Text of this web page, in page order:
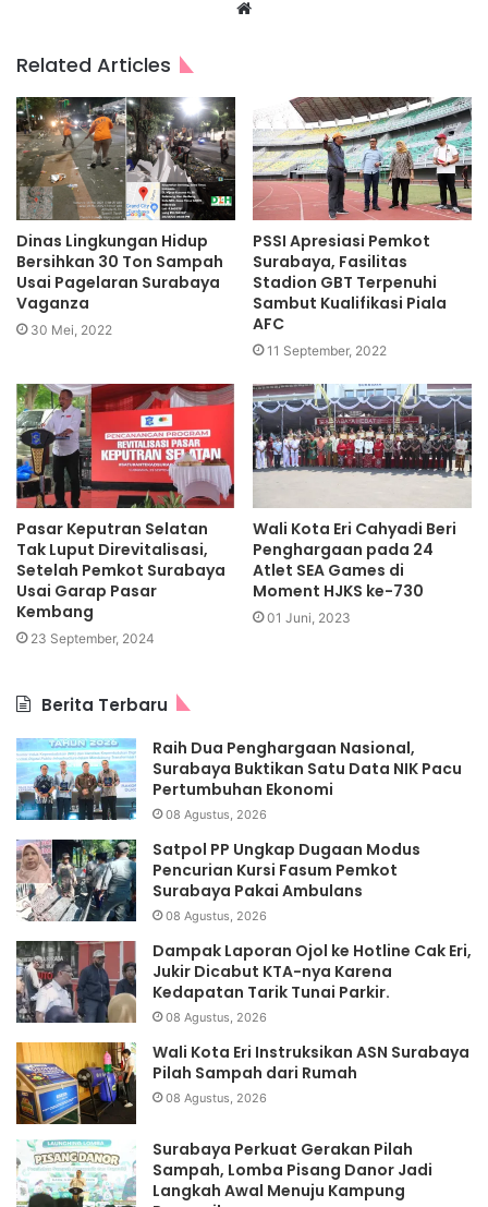
Website
Related Articles
Dinas Lingkungan Hidup
Bersihkan 30 Ton Sampah
Usai Pagelaran Surabaya
Vaganza
30 Mei, 2022
PSSI Apresiasi Pemkot
Surabaya, Fasilitas
Stadion GBT Terpenuhi
Sambut Kualifikasi Piala
AFC
11 September, 2022
Pasar Keputran Selatan
Tak Luput Direvitalisasi,
Setelah Pemkot Surabaya
Usai Garap Pasar
Kembang
23 September, 2024
Wali Kota Eri Cahyadi Beri
Penghargaan pada 24
Atlet SEA Games di
Moment HJKS ke-730
01 Juni, 2023
Berita Terbaru
Raih Dua Penghargaan Nasional,
Surabaya Buktikan Satu Data NIK Pacu
Pertumbuhan Ekonomi
08 Agustus, 2026
Satpol PP Ungkap Dugaan Modus
Pencurian Kursi Fasum Pemkot
Surabaya Pakai Ambulans
08 Agustus, 2026
Dampak Laporan Ojol ke Hotline Cak Eri,
Jukir Dicabut KTA-nya Karena
Kedapatan Tarik Tunai Parkir.
08 Agustus, 2026
Wali Kota Eri Instruksikan ASN Surabaya
Pilah Sampah dari Rumah
08 Agustus, 2026
Surabaya Perkuat Gerakan Pilah
Sampah, Lomba Pisang Danor Jadi
Langkah Awal Menuju Kampung